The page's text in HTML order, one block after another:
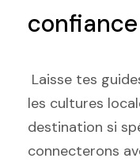
confiance
Laisse tes
les cultures
destination si
connecterons